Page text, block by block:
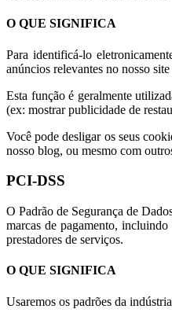
O QUE SIGNIFICA
Para identificá-lo
anúncios relevantes no nosso
Esta função é geralmente
(ex: mostrar publicidade de
Você pode desligar os seus
nosso blog, ou mesmo com
PCI-DSS
O Padrão de Segurança de
marcas de pagamento,
prestadores de serviços.
O QUE SIGNIFICA
Usaremos os padrões da